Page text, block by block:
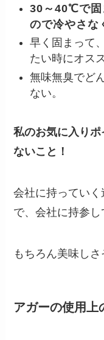
30～40℃で固
ので冷やさな
早く固まって
たい時にオス
無味無臭でど
ない。
私のお気に入り
ないこと！
会社に持ってい
で、会社に持参し
もちろん美味しさ
アガーの使用上